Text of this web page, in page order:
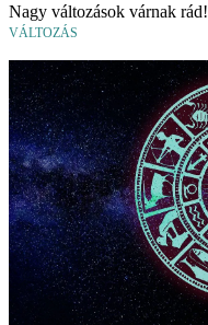
Nagy változások várnak rád!
VÁLTOZÁS